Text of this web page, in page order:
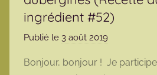
ingrédient #52)
Publié le 3 août 2019
r
Bonjour, bonjour ! Je